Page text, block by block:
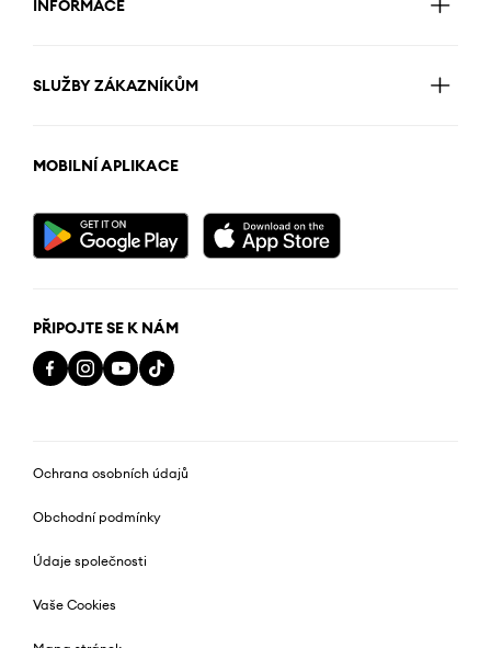
INFORMACE
SLUŽBY ZÁKAZNÍKŮM
MOBILNÍ APLIKACE
PŘIPOJTE SE K NÁM
Ochrana osobních údajů
Obchodní podmínky
Údaje společnosti
Vaše Cookies